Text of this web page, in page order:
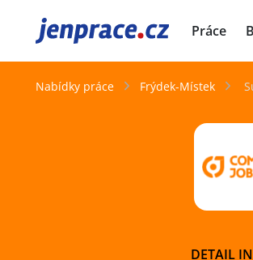
JenPráce.cz Práce
Nabídky práce Frýdek-Místek
DETAIL